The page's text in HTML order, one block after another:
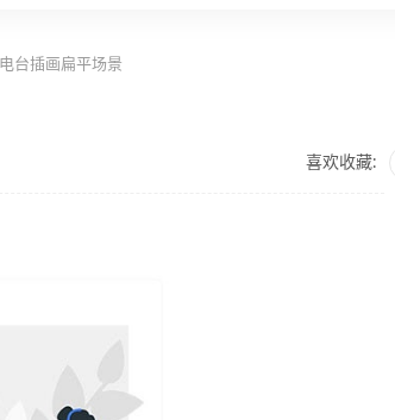
台插画扁平场景
喜欢收藏: